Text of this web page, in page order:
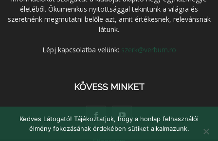
életéből. Ökumenikus nyitottsággal tekintünk a világra és
szeretnénk megmutatni belőle azt, amit értékesnek, relevánsnak
látunk.
Lépj kapcsolatba velünk: szerk@verbum.ro
KÖVESS MINKET
Kedves Látogató! Tájékoztatjuk, hogy a honlap felhasználói
élmény fokozásának érdekében sütiket alkalmazunk.